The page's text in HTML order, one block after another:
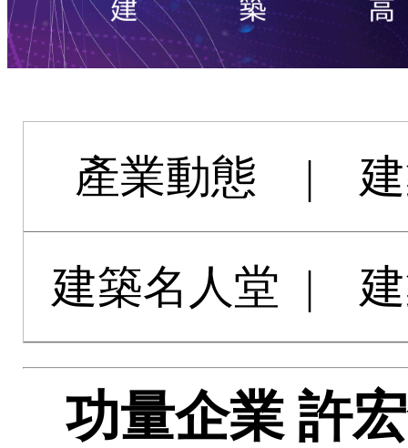
產業動態 |
建築名人堂 |
功量企業 許